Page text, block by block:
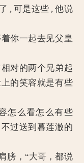
, 可是这些 , 他说
你一起去见父皇
对的两个兄弟起
的笑容就是有些
么看怎么有些
过送到暮莲澈的
，“大哥，都说